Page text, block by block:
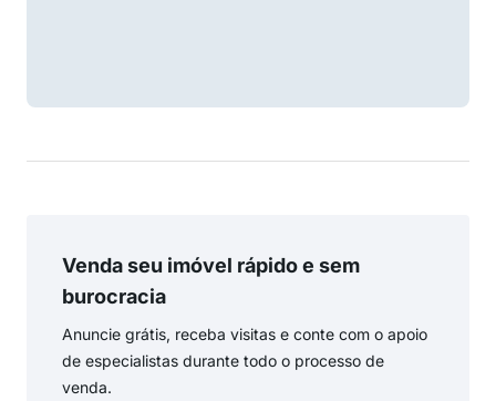
Venda seu imóvel rápido e sem
burocracia
Anuncie grátis, receba visitas e conte com o apoio
de especialistas durante todo o processo de
venda.